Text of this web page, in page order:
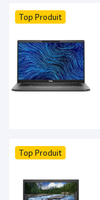
Top Produit
Top Produit